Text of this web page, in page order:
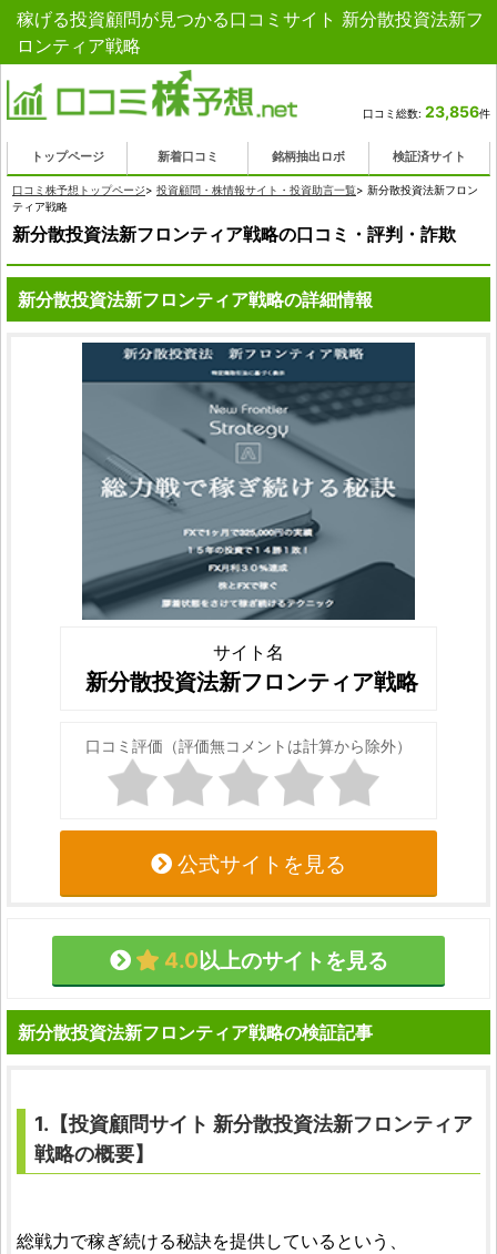
稼げる投資顧問が見つかる口コミサイト 新分散投資法新フ
ロンティア戦略
口コミ総数: 23,856件
トップページ 新着口コミ 銘柄抽出ロボ 検証済サイト
口コミ株予想トップページ> 投資顧問・株情報サイト・投資助言一覧> 新分散投資法新フロン
ティア戦略
新分散投資法新フロンティア戦略の口コミ・評判・詐欺
新分散投資法新フロンティア戦略の詳細情報
サイト名
新分散投資法新フロンティア戦略
口コミ評価（評価無コメントは計算から除外）
公式サイトを見る
4.0以上のサイトを見る
新分散投資法新フロンティア戦略の検証記事
1.【投資顧問サイト 新分散投資法新フロンティア
戦略の概要】
総戦力で稼ぎ続ける秘訣を提供しているという、